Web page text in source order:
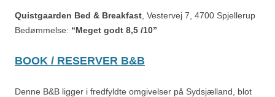
Quistgaarden Bed & Breakfast , Vestervej 7, 4700 Spjellerup
Bedømmelse: “Meget godt 8,5 /10”
BOOK / RESERVER B&B
Denne B&B ligger i fredfyldte omgivelser på Sydsjælland, blot